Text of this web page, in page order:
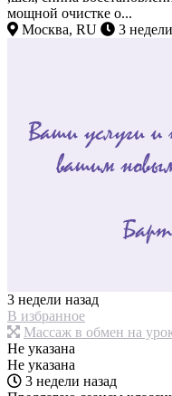
мощной очистке о...
Москва, RU
3
3 недели назад
В избранное
Массаж в обмен на
Не указана
Не указана
3 недели назад